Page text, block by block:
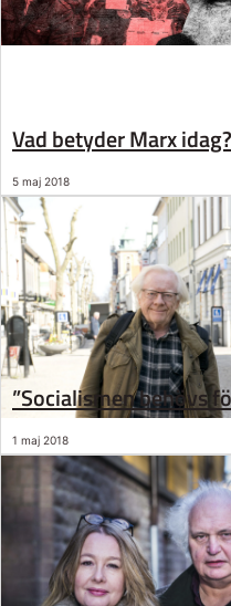
Vad betyder Marx idag?
5 maj 2018
”Socialismen behövs
1 maj 2018